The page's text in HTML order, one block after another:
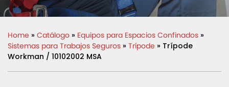
Home » Catálogo » Equipos para Espacios Confinados »
Sistemas para Trabajos Seguros » Trípode » Trípode
Workman / 10102002 MSA